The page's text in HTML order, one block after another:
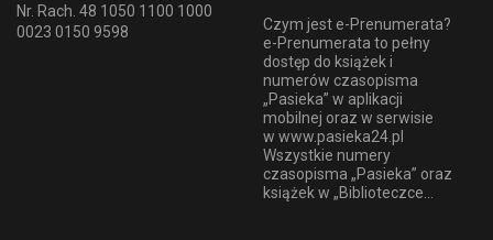
Nr. Rach. 48 1050 1100 1000
0023 0150 9598
Czym jest e-Prenumerata?
e-Prenumerata to pełny
dostęp do książek i
numerów czasopisma
„Pasieka” w aplikacji
mobilnej oraz w serwisie
w www.pasieka24.pl
Wszystkie numery
czasopisma „Pasieka” oraz
książek w „Biblioteczce...